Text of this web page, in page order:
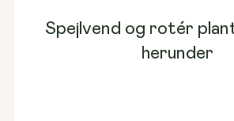
Spejlvend og rotér
herunder